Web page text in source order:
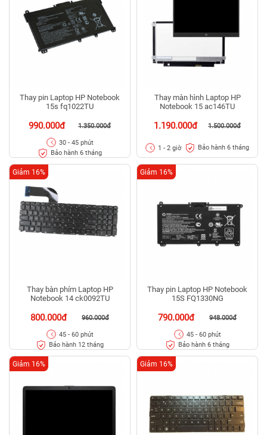
Thay pin Laptop HP Notebook
15s fq1022TU
990.000đ 1.350.000đ
30 - 45 phút
Bảo hành 6 tháng
Thay màn hình Laptop HP
Notebook 15 ac146TU
1.190.000đ 1.500.000đ
1 - 2 giờ Bảo hành 6 tháng
Thay bàn phím Laptop HP
Notebook 14 ck0092TU
800.000đ 960.000đ
Giảm 16%
45 - 60 phút
Bảo hành 12 tháng
Thay pin Laptop HP Notebook
15S FQ1330NG
790.000đ 948.000đ
Giảm 16%
45 - 60 phút
Bảo hành 6 tháng
Giảm 16% Giảm 16%